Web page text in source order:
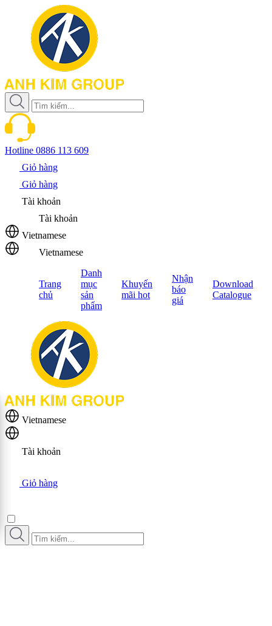
Hotline 0886 113 609
Giỏ hàng
Giỏ hàng
Tài khoản
Tài khoản
Vietnamese
Vietnamese
Trang
chủ
Danh
mục
sản
phẩm
Khuyến
mãi hot
Nhận
báo
giá
Download
Catalogue
Vietnamese
Tài khoản
Giỏ hàng